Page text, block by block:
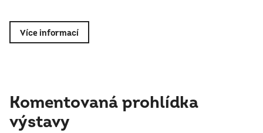
Více informací
Komentovaná prohlídka
výstavy